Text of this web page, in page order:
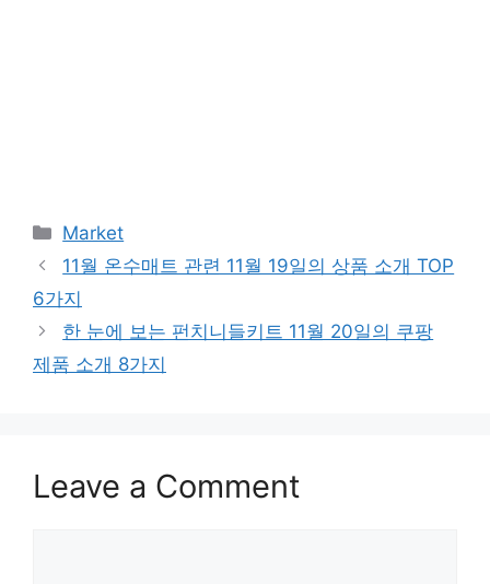
Categories
Market
11월 온수매트 관련 11월 19일의 상품 소개 TOP
6가지
한 눈에 보는 펀치니들키트 11월 20일의 쿠팡
제품 소개 8가지
Leave a Comment